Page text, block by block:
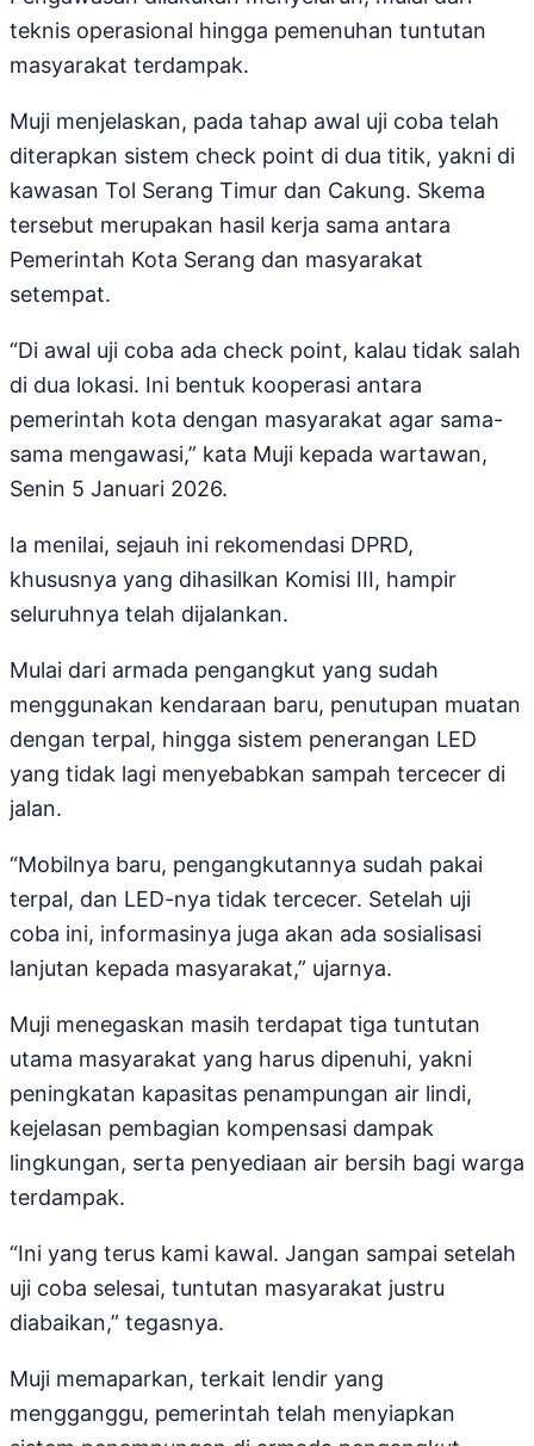
teknis operasional hingga pemenuhan tuntutan
masyarakat terdampak.
Muji menjelaskan, pada tahap awal uji coba telah
diterapkan sistem check point di dua titik, yakni di
kawasan Tol Serang Timur dan Cakung. Skema
tersebut merupakan hasil kerja sama antara
Pemerintah Kota Serang dan masyarakat
setempat.
“Di awal uji coba ada check point, kalau tidak salah
di dua lokasi. Ini bentuk kooperasi antara
pemerintah kota dengan masyarakat agar sama-
sama mengawasi,” kata Muji kepada wartawan,
Senin 5 Januari 2026.
Ia menilai, sejauh ini rekomendasi DPRD,
khususnya yang dihasilkan Komisi III, hampir
seluruhnya telah dijalankan.
Mulai dari armada pengangkut yang sudah
menggunakan kendaraan baru, penutupan muatan
dengan terpal, hingga sistem penerangan LED
yang tidak lagi menyebabkan sampah tercecer di
jalan.
“Mobilnya baru, pengangkutannya sudah pakai
terpal, dan LED-nya tidak tercecer. Setelah uji
coba ini, informasinya juga akan ada sosialisasi
lanjutan kepada masyarakat,” ujarnya.
Muji menegaskan masih terdapat tiga tuntutan
utama masyarakat yang harus dipenuhi, yakni
peningkatan kapasitas penampungan air lindi,
kejelasan pembagian kompensasi dampak
lingkungan, serta penyediaan air bersih bagi warga
terdampak.
“Ini yang terus kami kawal. Jangan sampai setelah
uji coba selesai, tuntutan masyarakat justru
diabaikan,” tegasnya.
Muji memaparkan, terkait lendir yang
mengganggu, pemerintah telah menyiapkan